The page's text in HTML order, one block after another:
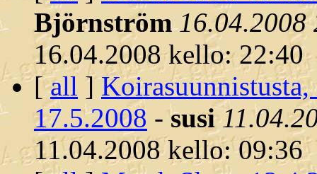
Björnström
16.04.2008 kello: 22:40
[all ]
17.5.2008 -susi
11.04.2008 kello: 09:36